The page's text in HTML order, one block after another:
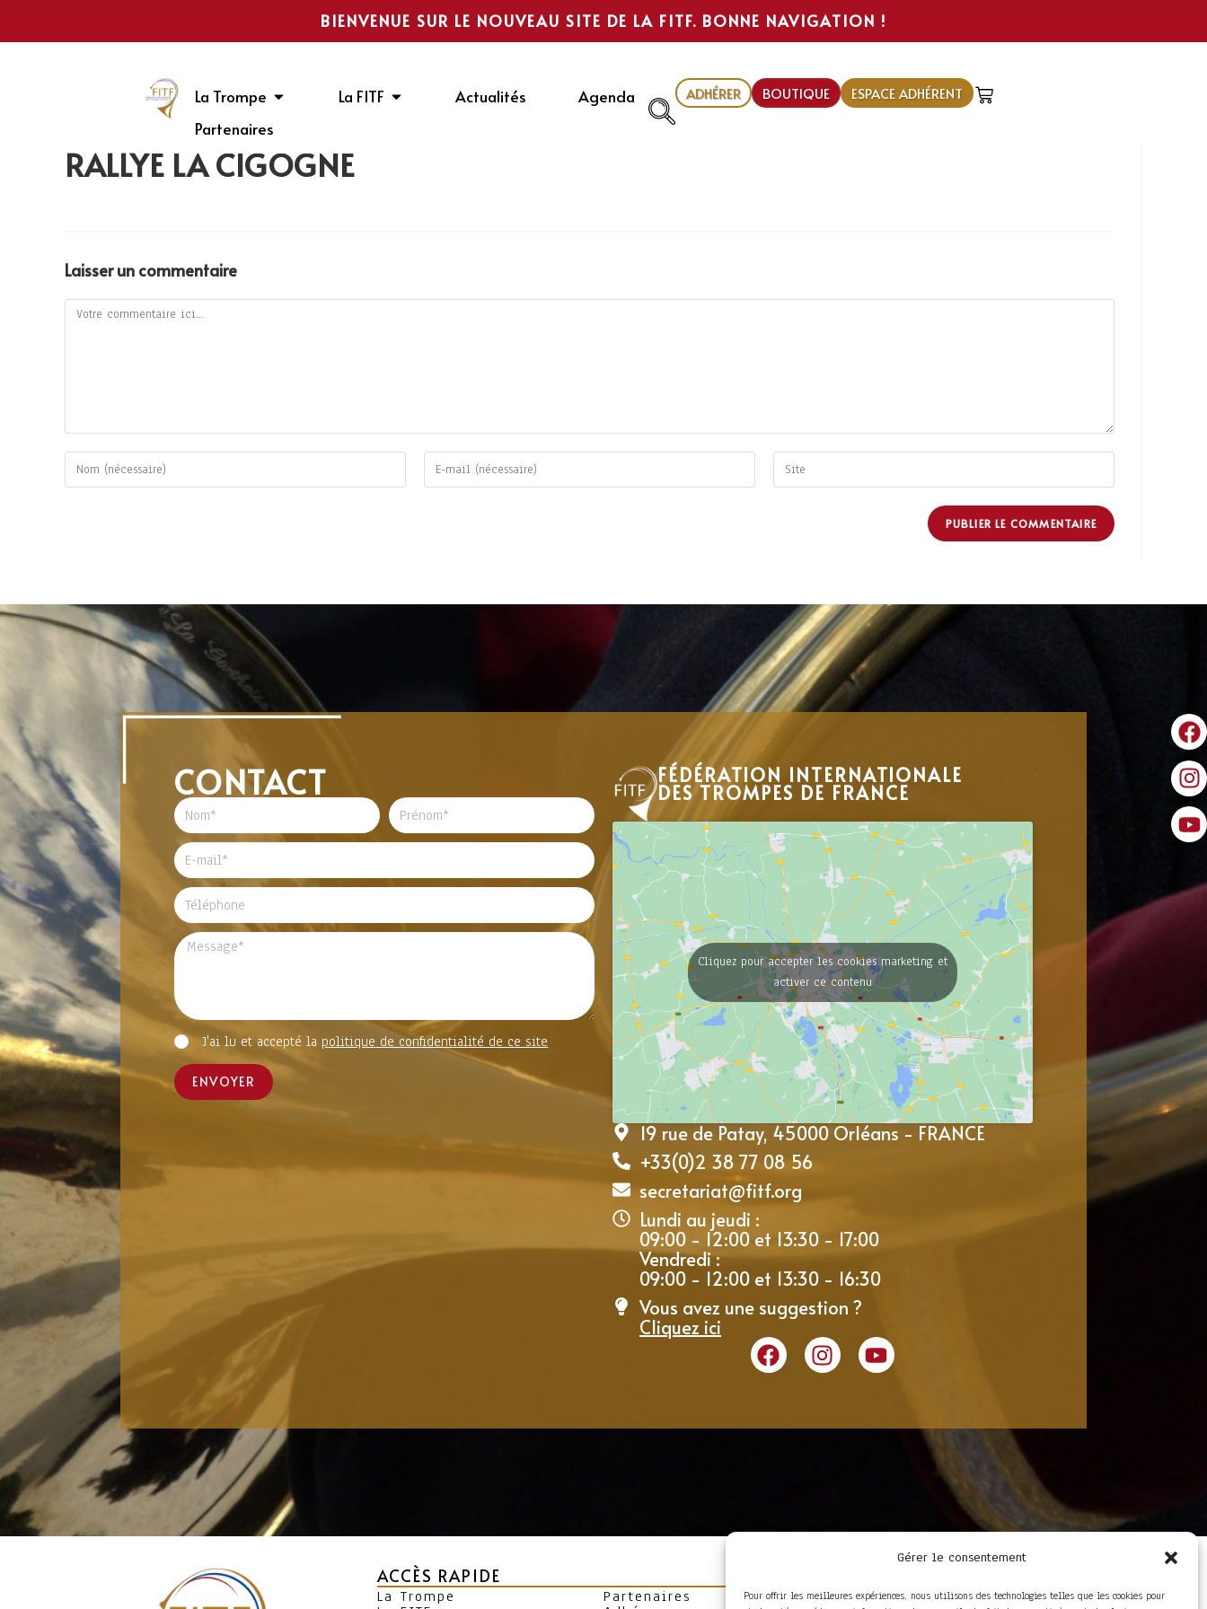
Gérer le consentement
Pour offrir les meilleures expériences, nous utilisons des technologies telles que les cookies pour
BIENVENUE SUR LE NOUVEAU SITE DE LA FITF. BONNE NAVIGATION !
La Trompe La FITF Actualités
Agenda
Partenaires
ADHÉRER BOUTIQUE ESPACE ADHÉRENT
RALLYE LA CIGOGNE
Laisser un commentaire
CONTACT
J'ai lu et accepté la politique de confidentialité de ce site
ENVOYER
FÉDÉRATION INTERNATIONALE
DES TROMPES DE FRANCE
Cliquez pour accepter les cookies marketing et
activer ce contenu
19 rue de Patay, 45000 Orléans - FRANCE
+33(0)2 38 77 08 56
secretariat@fitf.org
Lundi au jeudi :
09:00 - 12:00 et 13:30 - 17:00
Vendredi :
09:00 - 12:00 et 13:30 - 16:30
Vous avez une suggestion ?
Cliquez ici
ACCÈS RAPIDE
La Trompe Partenaires Foire aux questions